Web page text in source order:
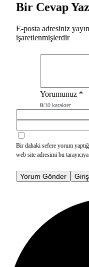
Bir Cevap Yaz
E-posta adresiniz
işaretlenmişlerdir
Yorumunuz *
0/30 karakter
Bir dahaki sefere yorum
web site adresimi bu
Yorum Gönder